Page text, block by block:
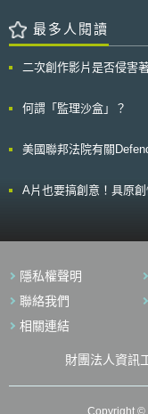
Procedures under the
闡釋新修正之發明人報酬
準，提供受雇人與雇用人間訂定報
對報酬之裁決，這項司法
括：（1）透過《能源使
る法律）徹底推動節能、
36-38%；（3）2030年核
提，制定合理之氫能安全
綠色轉型，包括下一世代
（13）碳捕捉技術；（14）食
最多人閱讀
二次創作影片是否侵害
何謂「監理沙盒」？
美國聯邦法院有關
A片也要搞創意！具原
隱私權聲明
聯絡我們
相關連結
財團法人資訊